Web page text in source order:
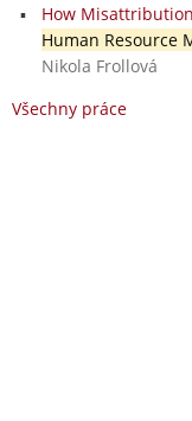
How
Human Resource
Nikola Frollová
Všechny práce